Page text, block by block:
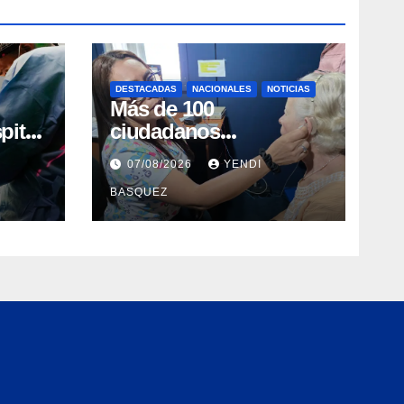
en
DESTACADAS NACIONALES NOTICIAS
Más de 100
ciudadanos
beneficiados con
entrega de prótesis
auditivas en el Centro
de Rehabilitación J.J.
07/08/2026 YENDI
BASQUEZ